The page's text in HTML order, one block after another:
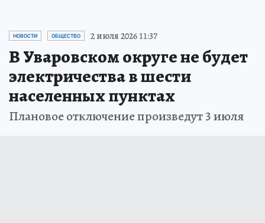
НОВОСТИ ОБЩЕСТВО 2 июля 2026 11:37
В Уваровском округе не будет
электричества в шести
населенных пунктах
Плановое отключение произведут 3 июля